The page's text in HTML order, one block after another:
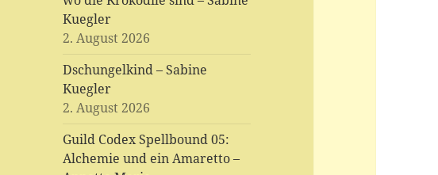
Kuegler
2. August 2026
Dschungelkind – Sabine
Kuegler
2. August 2026
Guild Codex Spellbound 05:
Alchemie und ein Amaretto –